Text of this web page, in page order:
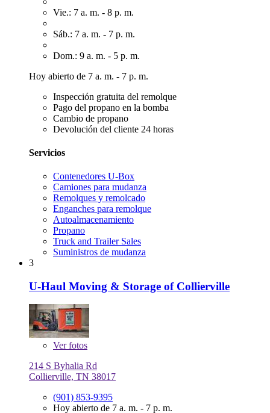
Vie.: 7 a. m. - 8 p. m.
Sáb.: 7 a. m. - 7 p. m.
Dom.: 9 a. m. - 5 p. m.
Hoy abierto de 7 a. m. - 7 p. m.
Inspección gratuita del remolque
Pago del propano en la bomba
Cambio de propano
Devolución del cliente 24 horas
Servicios
Contenedores U-Box
Camiones para mudanza
Remolques y remolcado
Enganches para remolque
Autoalmacenamiento
Propano
Truck and Trailer Sales
Suministros de mudanza
3
U-Haul Moving & Storage of Collierville
Verfotos
214 S Byhalia Rd
Collierville, TN 38017
(901) 853-9395
Hoy abierto de 7 a. m. - 7 p. m.